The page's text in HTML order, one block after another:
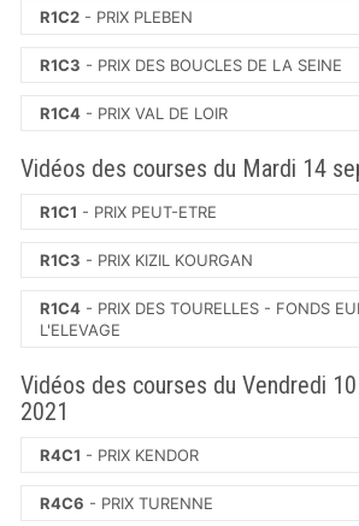
R1C2 - PRIX PLEBEN
R1C3 - PRIX DES BOUCLES DE LA SEINE
R1C4 - PRIX VAL DE LOIR
Vidéos des courses du Mardi 14
R1C1 - PRIX PEUT-ETRE
R1C3 - PRIX KIZIL KOURGAN
R1C4 - PRIX DES TOURELLES - FONDS
L'ELEVAGE
Vidéos des courses du Vendredi
2021
R4C1 - PRIX KENDOR
R4C6 - PRIX TURENNE